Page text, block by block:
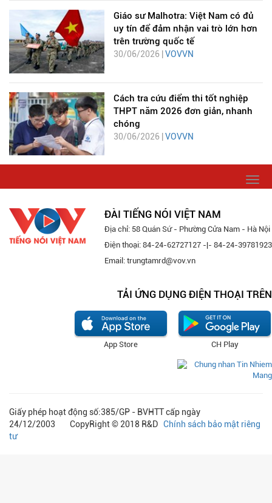
Giáo sư Malhotra: Việt Nam có đủ
uy tín để đảm nhận vai trò lớn hơn
trên trường quốc tế
30/06/2026 | VOVVN
Cách tra cứu điểm thi tốt nghiệp
THPT năm 2026 đơn giản, nhanh
chóng
30/06/2026 | VOVVN
ĐÀI TIẾNG NÓI VIỆT NAM
Địa chỉ: 58 Quán Sứ - Phường Cửa Nam - Hà Nội
Điện thoại: 84-24-62727127 -|- 84-24-39781923
Email: trungtamrd@vov.vn
TẢI ỨNG DỤNG ĐIỆN THOẠI TRÊN
CH Play
App Store
Giấy phép hoạt động số:385/GP - BVHTT cấp ngày
24/12/2003 CopyRight © 2018 R&D Chính sách bảo mật riêng
tư